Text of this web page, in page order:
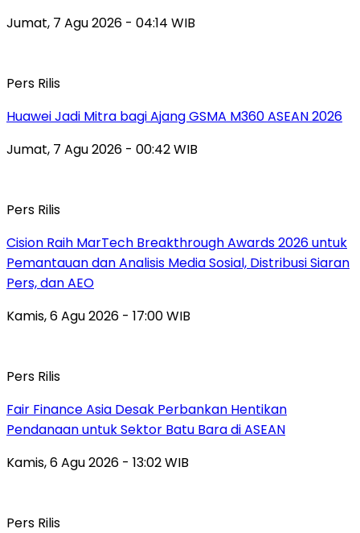
Jumat, 7 Agu 2026 - 04:14 WIB
Pers Rilis
Huawei Jadi Mitra bagi Ajang GSMA M360 ASEAN 2026
Jumat, 7 Agu 2026 - 00:42 WIB
Pers Rilis
Cision Raih MarTech Breakthrough Awards 2026 untuk
Pemantauan dan Analisis Media Sosial, Distribusi Siaran
Pers, dan AEO
Kamis, 6 Agu 2026 - 17:00 WIB
Pers Rilis
Fair Finance Asia Desak Perbankan Hentikan
Pendanaan untuk Sektor Batu Bara di ASEAN
Kamis, 6 Agu 2026 - 13:02 WIB
Pers Rilis